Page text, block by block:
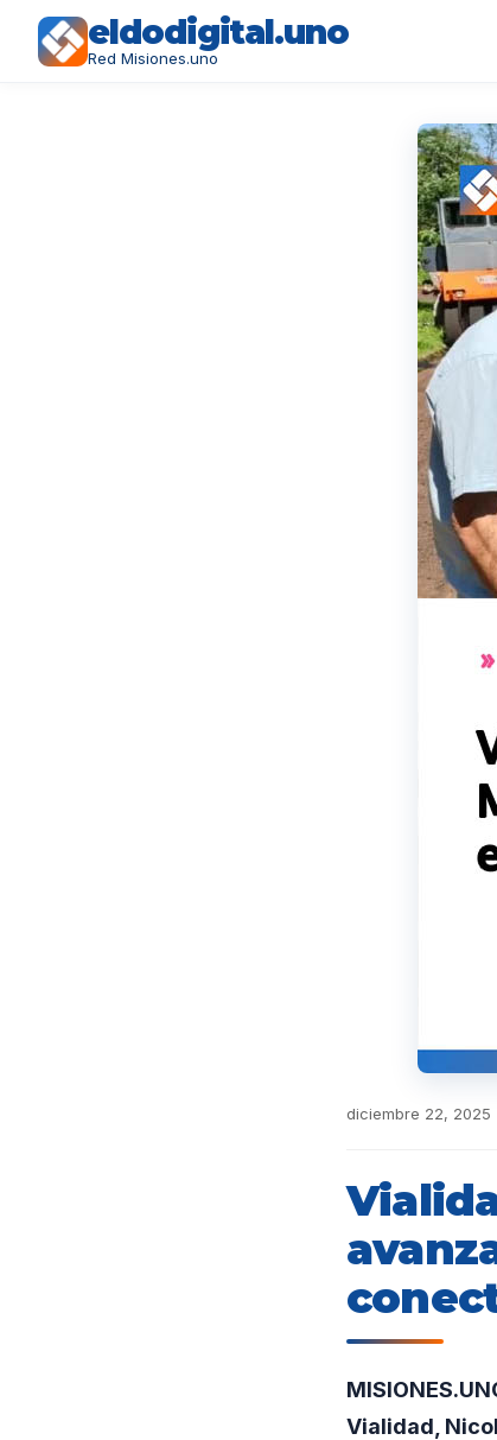
eldodigital.uno
Red Misiones.uno
diciembre 22, 2025
Vialidad,